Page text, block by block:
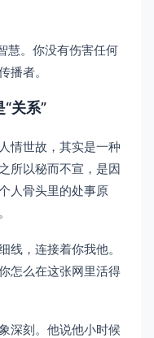
慧。你没有伤害任何
播者。
关系”
情世故，其实是一种
所以秘而不宣，是因
人骨头里的处事原
线，连接着你我他。
怎么在这张网里活得
深刻。他说他小时候